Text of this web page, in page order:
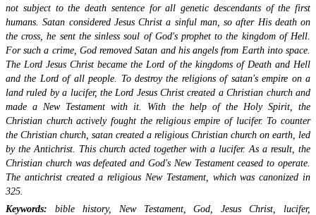
not subject to the death sentence for all genetic descendants of the first
humans. Satan considered Jesus Christ a sinful man, so after His death on
the cross, he sent the sinless soul of God's prophet to the kingdom of Hell.
For such a crime, God removed Satan and his angels from Earth into space.
The Lord Jesus Christ became the Lord of the kingdoms of Death and Hell
and the Lord of all people. To destroy the religions of satan's empire on a
land ruled by a lucifer, the Lord Jesus Christ created a Christian church and
made a New Testament with it. With the help of the Holy Spirit, the
Christian church actively fought the religious empire of lucifer. To counter
the Christian church, satan created a religious Christian church on earth, led
by the Antichrist. This church acted together with a lucifer. As a result, the
Christian church was defeated and God's New Testament ceased to operate.
The antichrist created a religious New Testament, which was canonized in
325.
Keywords: bible history, New Testament, God, Jesus Christ, lucifer,